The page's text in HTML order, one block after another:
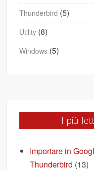
Thunderbird (5)
Utility (8)
Windows (5)
I più
Importare in
Thunderbird (13)